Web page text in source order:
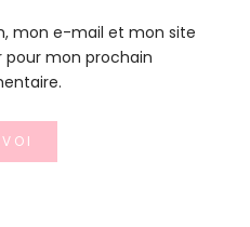
mon e-mail et mon site
pour mon prochain